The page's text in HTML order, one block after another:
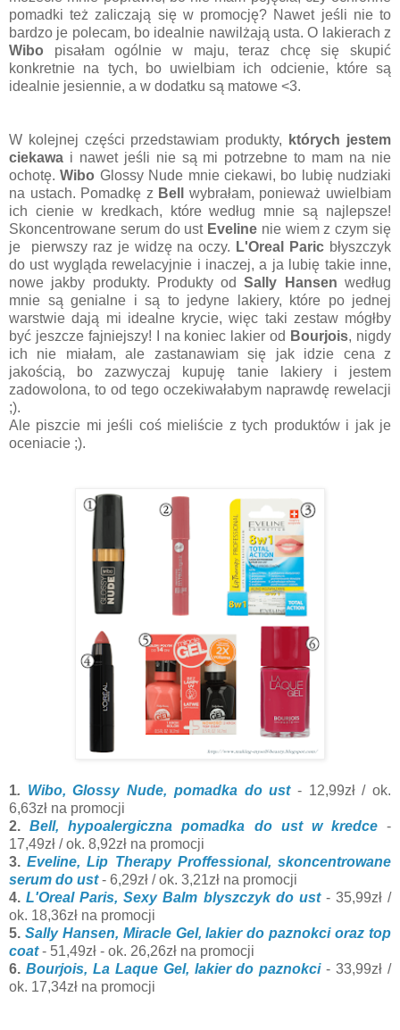
pomadki też zaliczają się w promocję? Nawet jeśli nie to
bardzo je polecam, bo idealnie nawilżają usta. O lakierach z
Wibo pisałam ogólnie w maju, teraz chcę się skupić
konkretnie na tych, bo uwielbiam ich odcienie, które są
idealnie jesiennie, a w dodatku są matowe <3.
W kolejnej części przedstawiam produkty,
których jestem
ciekawa i nawet jeśli nie są mi potrzebne to mam na nie
ochotę.Wibo Glossy Nude mnie ciekawi, bo lubię nudziaki
na ustach. Pomadkę z Bell
wybrałam, ponieważ uwielbiam
ich cienie w kredkach, które według mnie są najlepsze!
Skoncentrowane serum do ust Eveline nie wiem z czym się
je pierwszy raz je widzę na oczy. L'Oreal Paric błyszczyk
do ust wygląda rewelacyjnie i inaczej, a ja lubię takie inne,
nowe jakby produkty. Produkty odSally Hansen według
mnie są genialne i są to jedyne lakiery, które po jednej
warstwie dają mi idealne krycie, więc taki zestaw mógłby
być jeszcze fajniejszy! I na koniec lakier od Bourjois, nigdy
ich nie miałam, ale zastanawiam się jak idzie cena z
jakością, bo zazwyczaj kupuję tanie lakiery i jestem
zadowolona, to od tego oczekiwałabym naprawdę rewelacji
;).
Ale piszcie mi jeśli coś mieliście z tych produktów i jak je
oceniacie ;).
1. Wibo, Glossy Nude, pomadka do ust- 12,99zł / ok.
6,63zł na promocji
2.Bell, hypoalergiczna pomadka do ust w kredce-
17,49zł / ok. 8,92zł na promocji
3.Eveline, Lip Therapy Proffessional, skoncentrowane
serum do ust- 6,29zł / ok. 3,21zł na promocji
4.L'Oreal Paris, Sexy Balm blyszczyk do ust- 35,99zł /
ok. 18,36zł na promocji
5. Sally Hansen, Miracle Gel, lakier do paznokci oraz top
coat- 51,49zł - ok. 26,26zł na promocji
6. Bourjois, La Laque Gel, lakier do paznokci- 33,99zł /
ok. 17,34zł na promocji